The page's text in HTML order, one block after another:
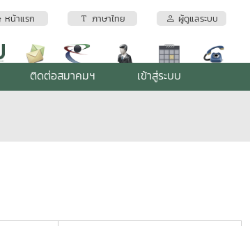
หน้าแรก ภาษาไทย ผู้ดูแลระบบ
ติดต่อสมาคมฯ เข้าสู่ระบบ